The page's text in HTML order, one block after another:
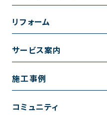
採用情報
リフォーム
トイレのリフォーム
キッチンのリフォーム
サービス案内
サービスの流れ
施工事例
施工事例一覧
コミュニティ